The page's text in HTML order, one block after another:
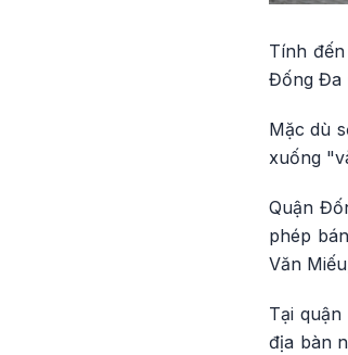
Tính
Đống Đa
Mặc dù
xuống
Quận
phép
Văn
Tại
địa bàn